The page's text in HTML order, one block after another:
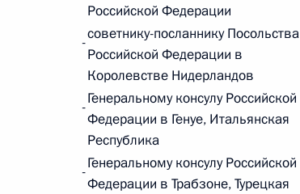
закона «Об актах гражданского состояния»
13 статьи 3 Федерального закона «О внесении
гражданского состояния“
№ 270-ФЗ
Российской Федерации
-советнику-посланнику Посольства
Российской Федерации в
Королевстве Нидерландов
-Генеральному консулу Российской
Федерации в Генуе, Итальянская
Республика
-Генеральному консулу Российской
Федерации в Трабзоне, Турецкая